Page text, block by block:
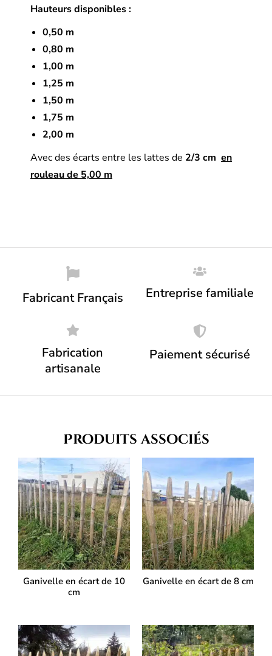
Hauteurs disponibles :
0,50 m
0,80 m
1,00 m
1,25 m
1,50 m
1,75 m
2,00 m
Avec des écarts entre les lattes de 2/3 cm en
rouleau de 5,00 m
Fabricant Français Entreprise familiale
Fabrication
artisanale
Paiement sécurisé
Produits associés
Ganivelle en écart de 10
cm
Ganivelle en écart de 8 cm